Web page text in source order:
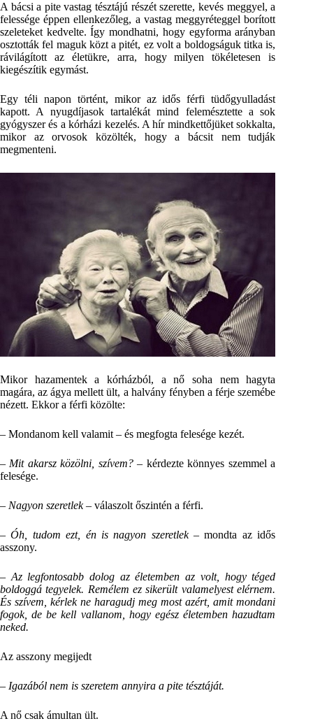
A bácsi a pite vastag tésztájú részét szerette, kevés meggyel, a
felessége éppen ellenkezőleg, a vastag meggyréteggel borított
szeleteket kedvelte. Így mondhatni, hogy egyforma arányban
osztották fel maguk közt a pitét, ez volt a boldogságuk titka is,
rávilágított az életükre, arra, hogy milyen tökéletesen is
kiegészítik egymást.
Egy téli napon történt, mikor az idős férfi tüdőgyulladást
kapott. A nyugdíjasok tartalékát mind felemésztette a sok
gyógyszer és a kórházi kezelés. A hír mindkettőjüket sokkalta,
mikor az orvosok közölték, hogy a bácsit nem tudják
megmenteni.
Mikor hazamentek a kórházból, a nő soha nem hagyta
magára, az ágya mellett ült, a halvány fényben a férje szemébe
nézett. Ekkor a férfi közölte:
– Mondanom kell valamit – és megfogta felesége kezét.
– Mit akarsz közölni, szívem?– kérdezte könnyes szemmel a
felesége.
– Nagyon szeretlek– válaszolt őszintén a férfi.
– Óh, tudom ezt, én is nagyon szeretlek– mondta az idős
asszony.
– Az legfontosabb dolog az életemben az volt, hogy téged
boldoggá tegyelek. Remélem ez sikerült valamelyest elérnem.
És szívem, kérlek ne haragudj meg most azért, amit mondani
fogok, de be kell vallanom, hogy egész életemben hazudtam
neked.
Az asszony megijedt
– Igazából nem is szeretem annyira a pite tésztáját.
A nő csak ámultan ült.